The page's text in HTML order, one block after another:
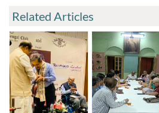
Related Articles